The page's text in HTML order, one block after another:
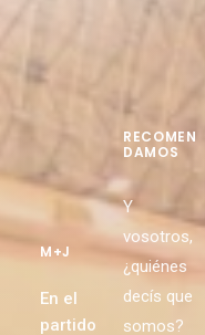
M+J
En el
partido
RECOMEN
DAMOS
Y
vosotros,
¿quiénes
decís que
somos?